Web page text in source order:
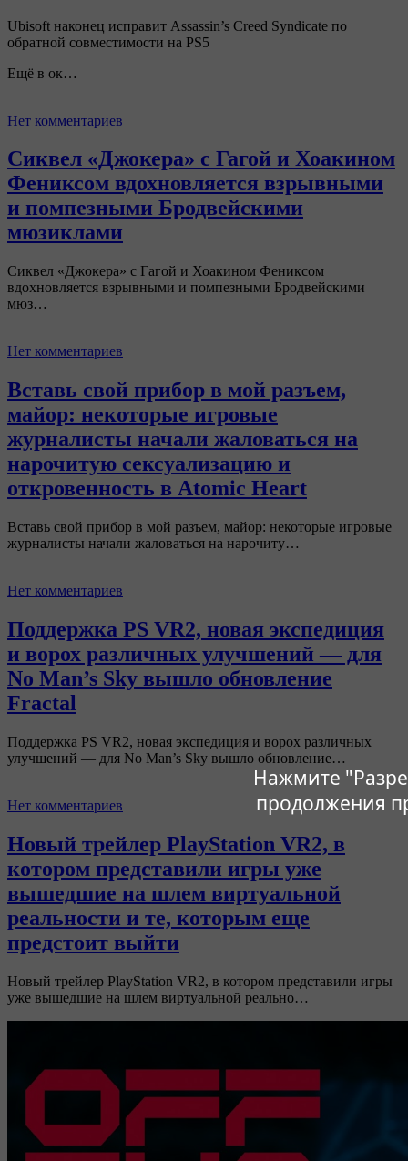
Нажмите
продолжения
Ubisoft наконец исправит Assassin’s Creed Syndicate по
обратной совместимости на PS5
Ещё в ок…
Нет комментариев
Сиквел «Джокера» с Гагой и Хоакином
Фениксом вдохновляется взрывными
и помпезными Бродвейскими
мюзиклами
Сиквел «Джокера» с Гагой и Хоакином Фениксом
вдохновляется взрывными и помпезными Бродвейскими
мюз…
Нет комментариев
Вставь свой прибор в мой разъем,
майор: некоторые игровые
журналисты начали жаловаться на
нарочитую сексуализацию и
откровенность в Atomic Heart
Вставь свой прибор в мой разъем, майор: некоторые игровые
журналисты начали жаловаться на нарочиту…
Нет комментариев
Поддержка PS VR2, новая экспедиция
и ворох различных улучшений — для
No Man’s Sky вышло обновление
Fractal
Поддержка PS VR2, новая экспедиция и ворох различных
улучшений — для No Man’s Sky вышло обновление…
Нет комментариев
Новый трейлер PlayStation VR2, в
котором представили игры уже
вышедшие на шлем виртуальной
реальности и те, которым еще
предстоит выйти
Новый трейлер PlayStation VR2, в котором представили игры
уже вышедшие на шлем виртуальной реально…